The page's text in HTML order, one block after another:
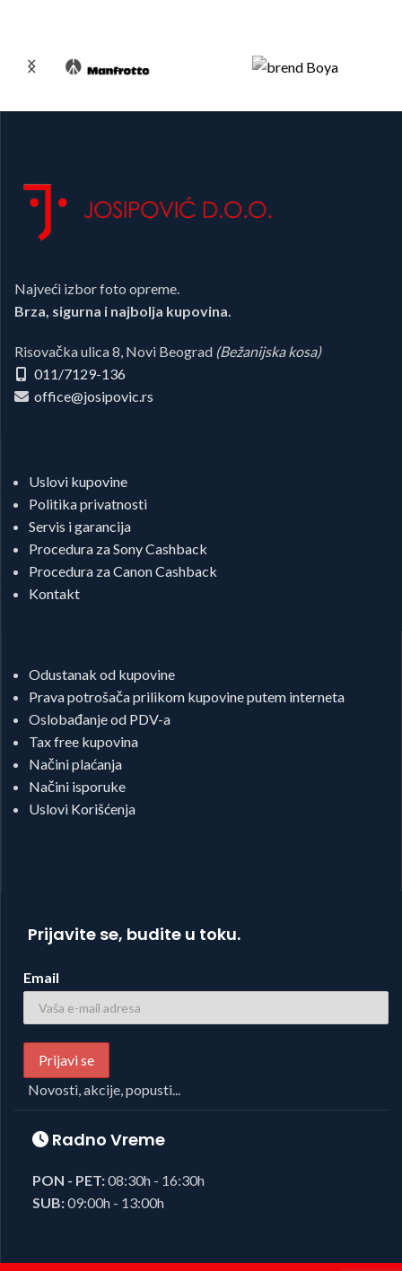
Najveći izbor foto opreme.
Brza, sigurna i najbolja kupovina.
Risovačka ulica 8, Novi Beograd (Bežanijska kosa)
011/7129-136
office@josipovic.rs
Uslovi kupovine
Politika privatnosti
Servis i garancija
Procedura za Sony Cashback
Procedura za Canon Cashback
Kontakt
Odustanak od kupovine
Prava potrošača prilikom kupovine putem interneta
Oslobađanje od PDV-a
Tax free kupovina
Načini plaćanja
Načini isporuke
Uslovi Korišćenja
Prijavite se, budite u toku.
Email
Novosti, akcije, popusti...
Radno Vreme
PON - PET:08:30h - 16:30h
SUB:09:00h - 13:00h